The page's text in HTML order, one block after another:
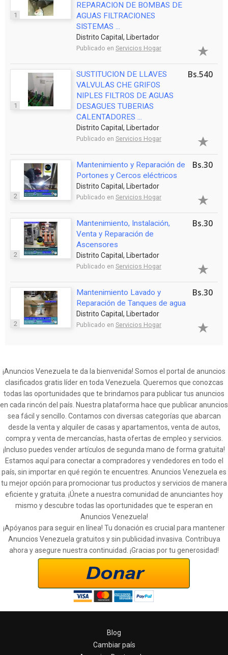
1
REPARACION DE BOMBAS DE
AGUAS FILTRACIONES
SISTEMAS ...
Distrito Capital, Libertador
Publicado en Servicios Hogar
1
SUSTITUCION DE LLAVES
VALVULAS CHE GRIFOS
NIPLES FILTROS DE AGUAS
DESAGUES TUBERIAS
CALENTADORES ...
Distrito Capital, Libertador
Publicado en Servicios Hogar
Bs.540
2
Mantenimiento y Reparación de
Portones y Cercos eléctricos
Distrito Capital, Libertador
Publicado en Servicios Hogar
Bs.30
2
Mantenimiento, Instalación,
Venta y Reparación de
Ascensores
Distrito Capital, Libertador
Publicado en Servicios Hogar
Bs.30
2
Mantenimiento Lavado y
Reparación de Tanques de agua
Distrito Capital, Libertador
Publicado en Servicios Hogar
Bs.30
¡Anuncios Venezuela te da la bienvenida! Somos el portal de anuncios
clasificados gratis líder en toda Venezuela. Queremos que conozcas
todas las oportunidades que te brindamos para publicar tus anuncios
en cada rincón del país. Nuestra plataforma hace que publicar anuncios
sea fácil y sencillo. Contamos con diversas categorías que abarcan
desde la venta y alquiler de casas y apartamentos, venta de autos,
compra y venta de mercancías, hasta ofertas de empleo y servicios.
¡Incluso puedes vender artículos de segunda mano de forma gratuita!
Estamos aquí para conectar a compradores y vendedores en todo el
país, sin importar en qué región te encuentres. Anuncios Venezuela es
tu mejor opción para promocionar tus productos y servicios de manera
eficiente y gratuita. ¡Únete a nuestra comunidad de anunciantes hoy
mismo y descubre todas las oportunidades que te esperan en
Anuncios Venezuela!
¡Apóyanos para seguir en línea! Tu donación es crucial para mantener
Anuncios Venezuela gratuitos y sin publicidad invasiva. Contribuya
ahora y asegure nuestra continuidad. ¡Gracias por tu generosidad!
Blog
Cambiar país